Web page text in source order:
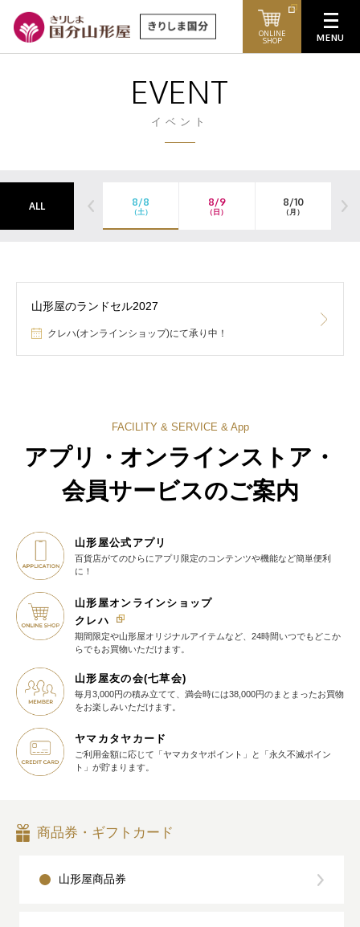
ONLINE
SHOP
EVENT
イベント
ALL 8/8
（土）
8/9
（日）
8/10
（月）
山形屋のランドセル2027
クレハ(オンラインショップ)にて承り中！
FACILITY & SERVICE & App
アプリ・オンラインストア・
会員サービスのご案内
山形屋公式アプリ
百貨店がてのひらにアプリ限定のコンテンツや機能など簡単便利
に！
山形屋オンラインショップ
クレハ
期間限定や山形屋オリジナルアイテムなど、24時間いつでもどこか
らでもお買物いただけます。
山形屋友の会(七草会)
毎月3,000円の積み立てて、満会時には38,000円のまとまったお買物
をお楽しみいただけます。
ヤマカタヤカード
ご利用金額に応じて 「ヤマカタヤポイント」と
「永久不滅ポイン
ト」が貯まります。
商品券・ギフトカード
山形屋商品券